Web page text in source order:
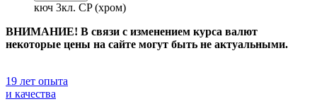
кюч 3кл. CP (хром)
ВНИМАНИЕ! В связи с изменением курса валют
некоторые цены на сайте могут быть не актуальными.
19 лет опыта
и качества